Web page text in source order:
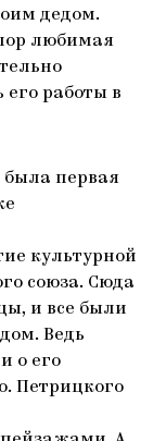
дедом.
любимая
его работы в
была первая
культурной
союза. Сюда
и все были
Ведь
о его
Петрицкого